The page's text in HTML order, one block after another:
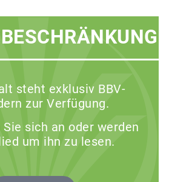
steht exklusiv BBV-
zur Verfügung.
sich an oder werden
um ihn zu lesen.